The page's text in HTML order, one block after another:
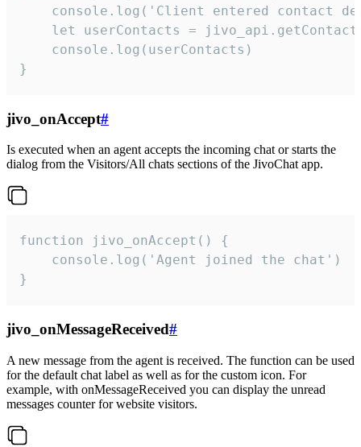
console.log('Client entered contact
let userContacts =
    console.log(userContacts)
}
jivo_onAccept#
Is executed when an agent accepts the incoming chat or starts the
dialog from the Visitors/All chats sections of the JivoChat app.
function jivo_onAccept() {
}
jivo_onMessageReceived#
A new message from the agent is received. The function can be used
for the default chat label as well as for the custom icon. For
example, with onMessageReceived you can display the unread
messages counter for website visitors.